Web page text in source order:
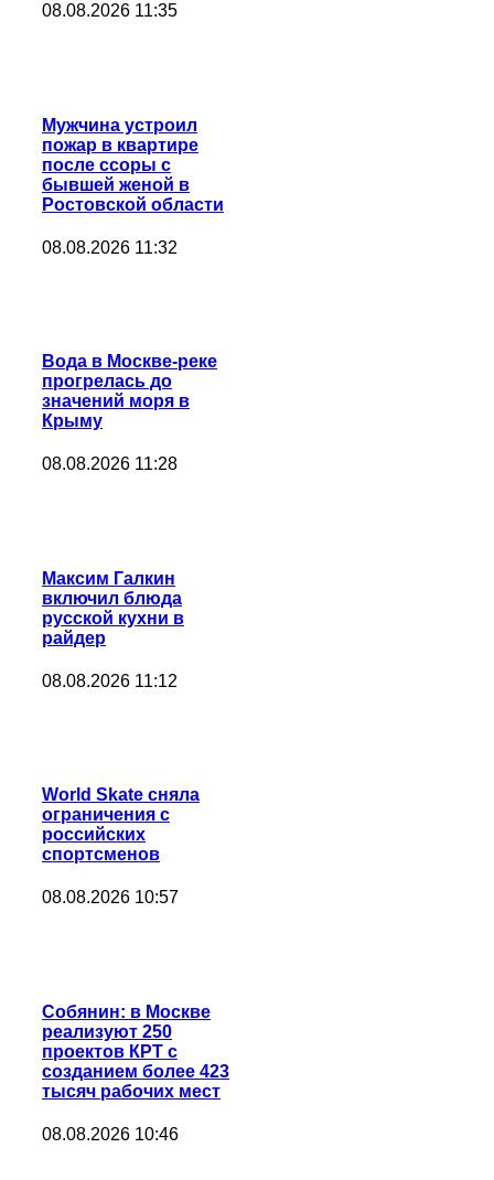
08.08.2026 11:35
Мужчина устроил
пожар в квартире
после ссоры с
бывшей женой в
Ростовской области
08.08.2026 11:32
Вода в Москве-реке
прогрелась до
значений моря в
Крыму
08.08.2026 11:28
Максим Галкин
включил блюда
русской кухни в
райдер
08.08.2026 11:12
World Skate сняла
ограничения с
российских
спортсменов
08.08.2026 10:57
Собянин: в Москве
реализуют 250
проектов КРТ с
созданием более 423
тысяч рабочих мест
08.08.2026 10:46